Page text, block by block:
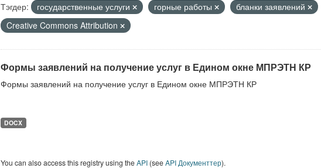
Тэгдер:
государственные услуги горные работы бланки заявлений
Creative Commons Attribution
Формы заявлений на получение услуг в Едином окне МПРЭТН КР
Формы заявлений на получение услуг в Едином окне МПРЭТН КР
DOCX
You can also access this registry using theAPI(seeAPI Документтер).